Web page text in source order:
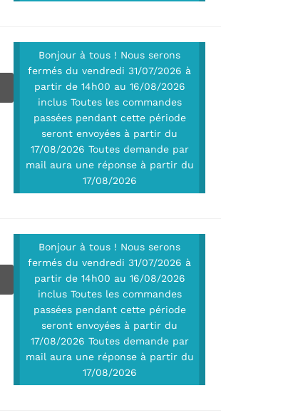
Bonjour à tous ! Nous serons
fermés du vendredi 31/07/2026 à
partir de 14h00 au 16/08/2026
inclus Toutes les commandes
passées pendant cette période
seront envoyées à partir du
17/08/2026 Toutes demande par
mail aura une réponse à partir du
17/08/2026
Bonjour à tous ! Nous serons
fermés du vendredi 31/07/2026 à
partir de 14h00 au 16/08/2026
inclus Toutes les commandes
passées pendant cette période
seront envoyées à partir du
17/08/2026 Toutes demande par
mail aura une réponse à partir du
17/08/2026